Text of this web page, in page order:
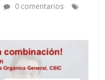
0 comentarios